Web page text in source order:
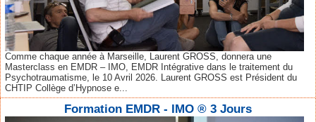
Comme chaque année à Marseille, Laurent GROSS, donnera une
Masterclass en EMDR – IMO, EMDR Intégrative dans le traitement du
Psychotraumatisme, le 10 Avril 2026. Laurent GROSS est Président du
CHTIP Collège d’Hypnose e...
Formation EMDR - IMO ® 3 Jours